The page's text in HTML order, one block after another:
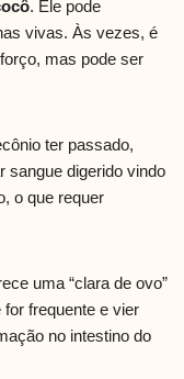
. Ele pode
vivas. Às vezes, é
mas pode ser
ter passado,
sangue digerido vindo
o que requer
uma “clara de ovo”
frequente e vier
no intestino do